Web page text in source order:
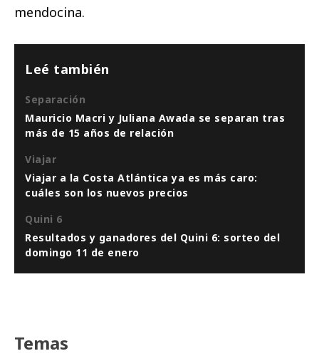
mendocina.
Leé también
Separación
Mauricio Macri y Juliana Awada se separan tras
más de 15 años de relación
Viajar
Viajar a la Costa Atlántica ya es más caro:
cuáles son los nuevos precios
Quini 6
Resultados y ganadores del Quini 6: sorteo del
domingo 11 de enero
Temas